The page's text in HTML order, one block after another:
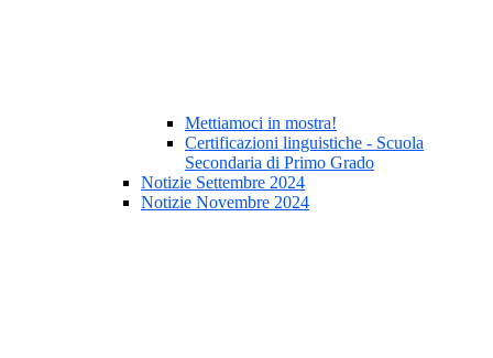
Mettiamoci in mostra!
Certificazioni linguistiche - Scuola
Secondaria di Primo Grado
Notizie Settembre 2024
Notizie Novembre 2024